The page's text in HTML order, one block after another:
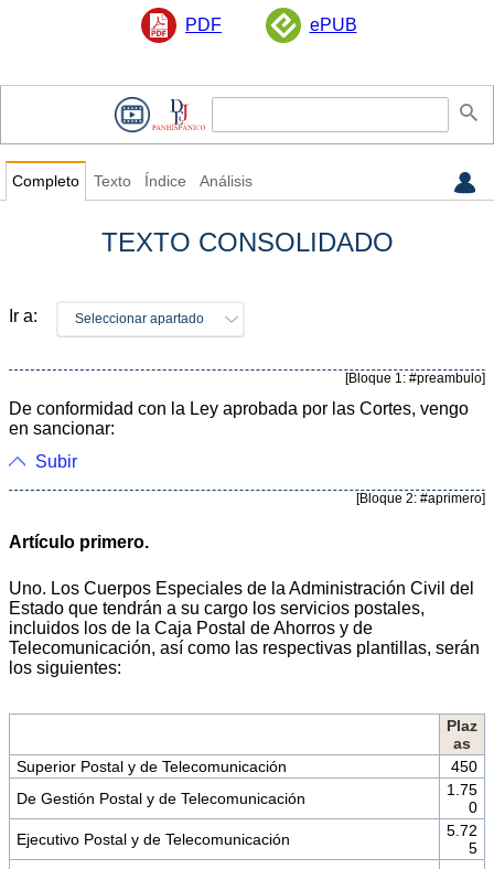
PDF ePUB
Completo Texto Índice Análisis
TEXTO CONSOLIDADO
Ir a: Seleccionar apartado
[Bloque 1: #preambulo]
De conformidad con la Ley aprobada por las Cortes, vengo
en sancionar:
Subir
[Bloque 2: #aprimero]
Artículo primero.
Uno. Los Cuerpos Especiales de la Administración Civil del
Estado que tendrán a su cargo los servicios postales,
incluidos los de la Caja Postal de Ahorros y de
Telecomunicación, así como las respectivas plantillas, serán
los siguientes:
Plaz
as
Superior Postal y de Telecomunicación
450
De Gestión Postal y de Telecomunicación
1.75
0
Ejecutivo Postal y de Telecomunicación
5.72
5